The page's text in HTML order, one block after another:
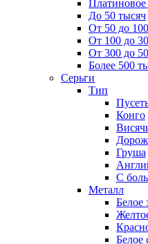
Платиновое
До 50 тысяч
От 50 до
От 100 до
От 300 до
Более 500
Серьги
Тип
Конго
Груша
С
Металл
Белое
Белое